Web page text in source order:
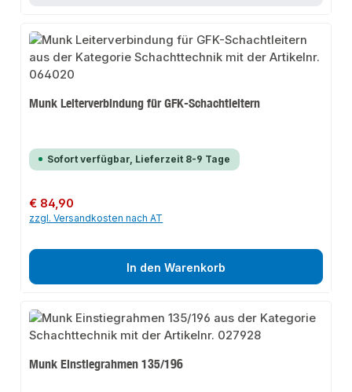
Munk Leiterverbindung für GFK-Schachtleitern
Sofort verfügbar, Lieferzeit 8-9 Tage
Regulärer Preis:
€ 84,90
zzgl. Versandkosten nach AT
In den Warenkorb
Munk Einstiegrahmen 135/196